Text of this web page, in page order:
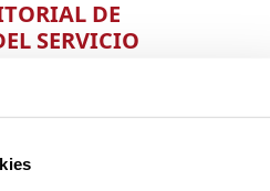
DE
SERVICIO
Sánchez del Saz